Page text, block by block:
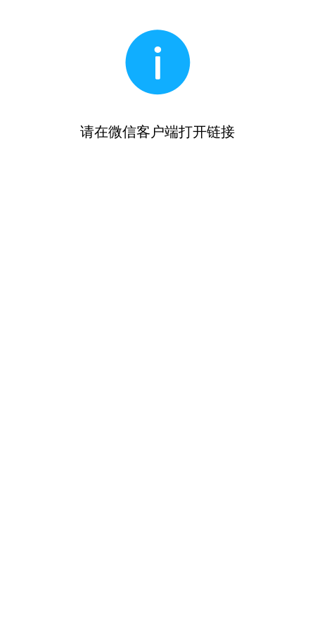
请在微信客户端打开链接